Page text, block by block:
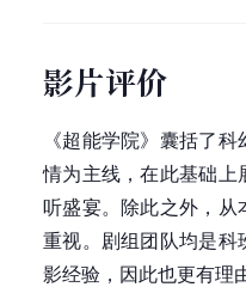
影片评价
《超能学院》囊括了
情为主线，在此基础上
听盛宴。除此之外，从
重视。剧组团队均是科
影经验，因此也更有理